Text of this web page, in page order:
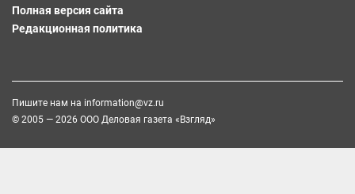
Полная версия сайта
Редакционная политика
Пишите нам на information@vz.ru
© 2005 — 2026 ООО Деловая газета «Взгляд»